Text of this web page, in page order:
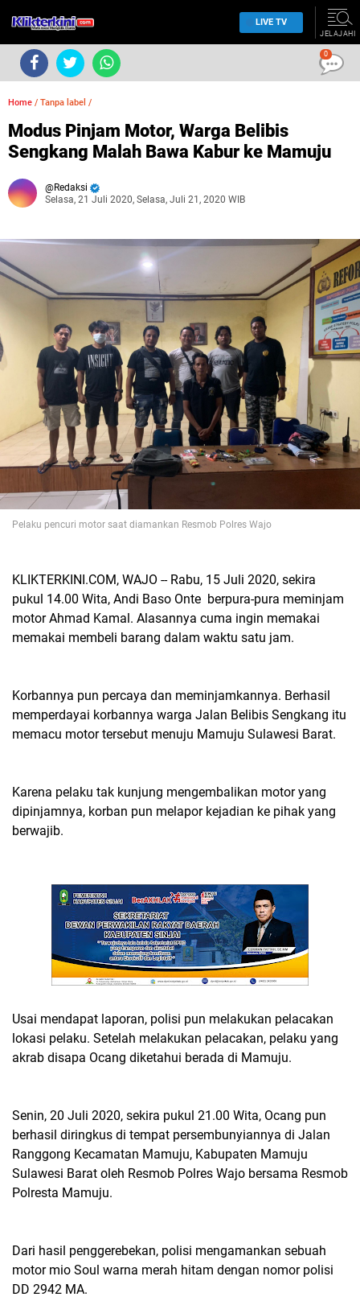
LIVE TV
JELAJAHI
Home / Tanpa label /
Modus Pinjam Motor, Warga Belibis
Sengkang Malah Bawa Kabur ke Mamuju
Redaksi
Selasa, 21 Juli 2020, Selasa, Juli 21, 2020 WIB
Pelaku pencuri motor saat diamankan Resmob Polres Wajo
KLIKTERKINI.COM, WAJO -- Rabu, 15 Juli 2020, sekira
pukul 14.00 Wita, Andi Baso Onte berpura-pura meminjam
motor Ahmad Kamal. Alasannya cuma ingin memakai
memakai membeli barang dalam waktu satu jam.
Korbannya pun percaya dan meminjamkannya. Berhasil
memperdayai korbannya warga Jalan Belibis Sengkang itu
memacu motor tersebut menuju Mamuju Sulawesi Barat.
Karena pelaku tak kunjung mengembalikan motor yang
dipinjamnya, korban pun melapor kejadian ke pihak yang
berwajib.
Usai mendapat laporan, polisi pun melakukan pelacakan
lokasi pelaku. Setelah melakukan pelacakan, pelaku yang
akrab disapa Ocang diketahui berada di Mamuju.
Senin, 20 Juli 2020, sekira pukul 21.00 Wita, Ocang pun
berhasil diringkus di tempat persembunyiannya di Jalan
Ranggong Kecamatan Mamuju, Kabupaten Mamuju
Sulawesi Barat oleh Resmob Polres Wajo bersama Resmob
Polresta Mamuju.
Dari hasil penggerebekan, polisi mengamankan sebuah
motor mio Soul warna merah hitam dengan nomor polisi
DD 2942 MA.
0